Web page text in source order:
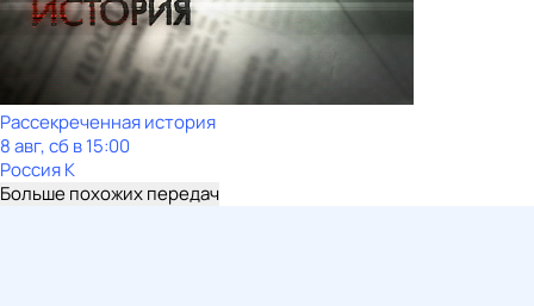
Рассекреченная история
8 авг, сб в 15:00
Россия К
Больше похожих передач